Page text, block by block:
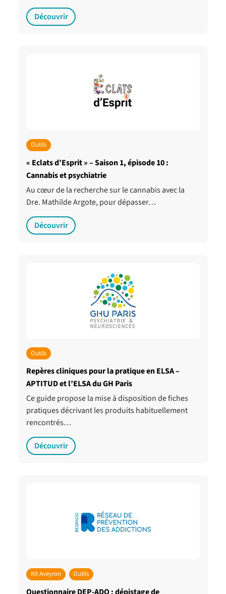
Découvrir
Outils
« Eclats d’Esprit » – Saison 1, épisode 10 :
Cannabis et psychiatrie
Au cœur de la recherche sur le cannabis avec la
Dre. Mathilde Argote, pour dépasser…
Découvrir
Outils
Repères cliniques pour la pratique en ELSA –
APTITUD et l’ELSA du GH Paris
Ce guide propose la mise à disposition de fiches
pratiques décrivant les produits habituellement
rencontrés…
Découvrir
Kit Aveyron Outils